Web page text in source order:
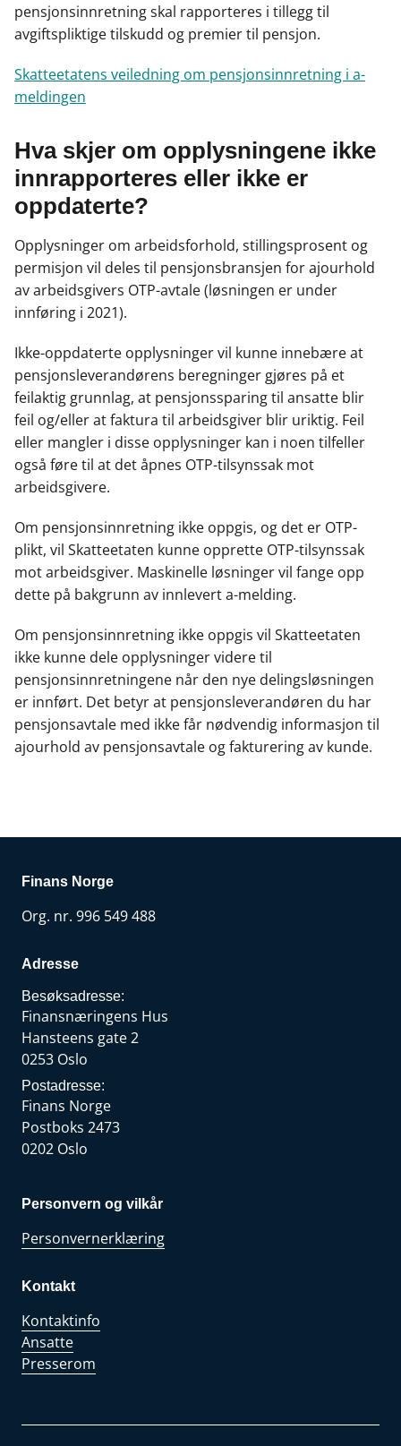
pensjonsinnretning skal rapporteres i tillegg til
avgiftspliktige tilskudd og premier til pensjon.
Skatteetatens veiledning om pensjonsinnretning i a-
meldingen
Hva skjer om opplysningene ikke
innrapporteres eller ikke er
oppdaterte?
Opplysninger om arbeidsforhold, stillingsprosent og
permisjon vil deles til pensjonsbransjen for ajourhold
av arbeidsgivers OTP-avtale (løsningen er under
innføring i 2021).
Ikke-oppdaterte opplysninger vil kunne innebære at
pensjonsleverandørens beregninger gjøres på et
feilaktig grunnlag, at pensjonssparing til ansatte blir
feil og/eller at faktura til arbeidsgiver blir uriktig. Feil
eller mangler i disse opplysninger kan i noen tilfeller
også føre til at det åpnes OTP-tilsynssak mot
arbeidsgivere.
Om pensjonsinnretning ikke oppgis, og det er OTP-
plikt, vil Skatteetaten kunne opprette OTP-tilsynssak
mot arbeidsgiver. Maskinelle løsninger vil fange opp
dette på bakgrunn av innlevert a-melding.
Om pensjonsinnretning ikke oppgis vil Skatteetaten
ikke kunne dele opplysninger videre til
pensjonsinnretningene når den nye delingsløsningen
er innført. Det betyr at pensjonsleverandøren du har
pensjonsavtale med ikke får nødvendig informasjon til
ajourhold av pensjonsavtale og fakturering av kunde.
Finans Norge
Org. nr. 996 549 488
Adresse
Besøksadresse:
Finansnæringens Hus
Hansteens gate 2
0253 Oslo
Postadresse:
Finans Norge
Postboks 2473
0202 Oslo
Personvern og vilkår
Personvernerklæring
Kontakt
Kontaktinfo
Ansatte
Presserom